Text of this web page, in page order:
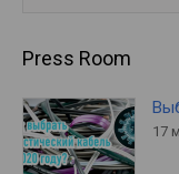
Press Room
17